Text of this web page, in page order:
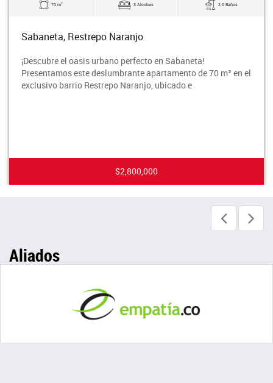
70 m2 3 Alcobas 2.0 Baños
Sabaneta, Restrepo Naranjo
¡Descubre el oasis urbano perfecto en Sabaneta!
Presentamos este deslumbrante apartamento de 70 m² en el
exclusivo barrio Restrepo Naranjo, ubicado e
$2,800,000
Aliados